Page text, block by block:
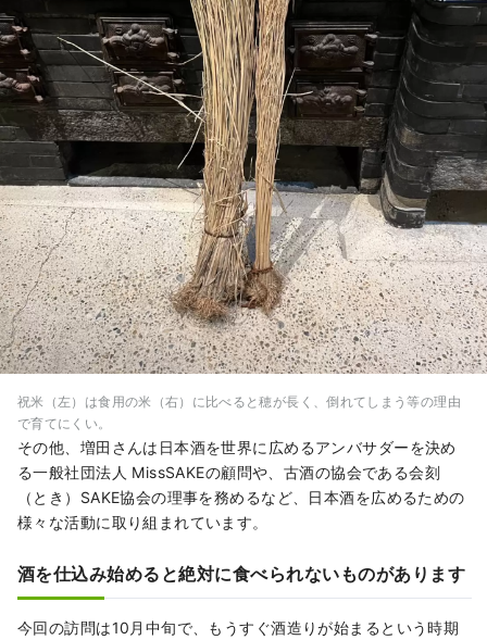
祝米（左）は食用の米（右）に比べると穂が長く、倒れてしまう等の理由
で育てにくい。
その他、増田さんは日本酒を世界に広めるアンバサダーを決め
る一般社団法人 MissSAKEの顧問や、古酒の協会である会刻
（とき）SAKE協会の理事を務めるなど、日本酒を広めるための
様々な活動に取り組まれています。
酒を仕込み始めると絶対に食べられないものがあります
今回の訪問は10月中旬で、もうすぐ酒造りが始まるという時期